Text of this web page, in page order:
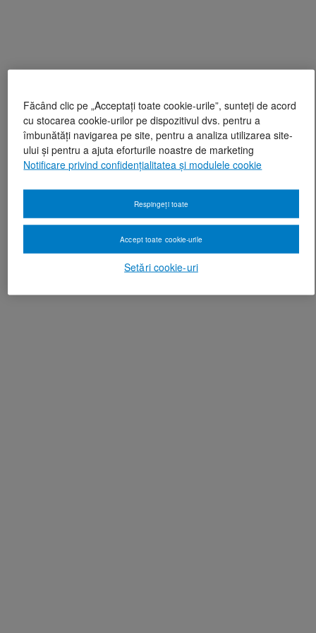
Făcând clic pe „Acceptați toate cookie-urile”, sunteți de acord
cu stocarea cookie-urilor pe dispozitivul dvs. pentru a
îmbunătăți navigarea pe site, pentru a analiza utilizarea site-
ului și pentru a ajuta eforturile noastre de marketing
Notificare privind confidențialitatea și modulele cookie
Setări cookie-uri
Respingeți toate
Accept toate cookie-urile